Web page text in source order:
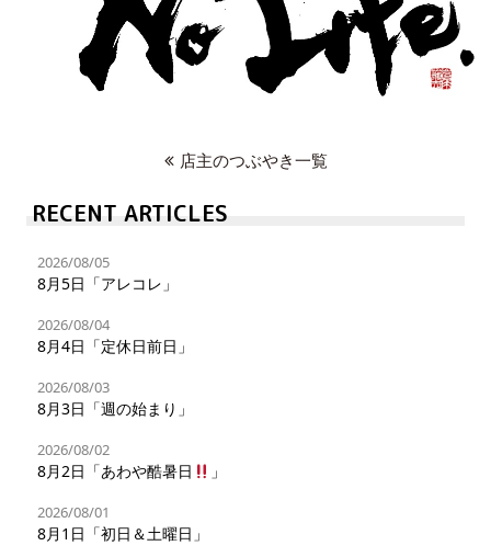
店主のつぶやき一覧
RECENT ARTICLES
2026/08/05
8月5日「アレコレ」
2026/08/04
8月4日「定休日前日」
2026/08/03
8月3日「週の始まり」
2026/08/02
8月2日「あわや酷暑日 」
2026/08/01
8月1日「初日＆土曜日」